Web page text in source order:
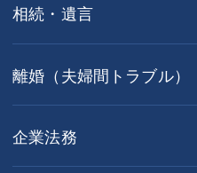
相続・遺言
離婚（夫婦間トラブル）
企業法務